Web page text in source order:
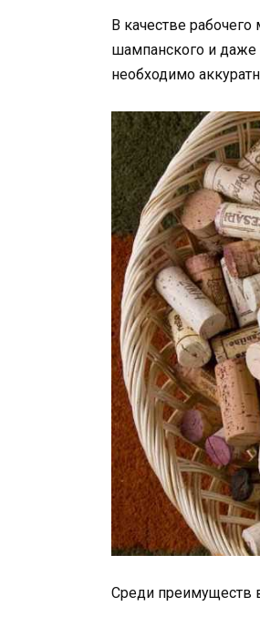
В качестве
шампанского и даже
необходимо
Среди преимуществ